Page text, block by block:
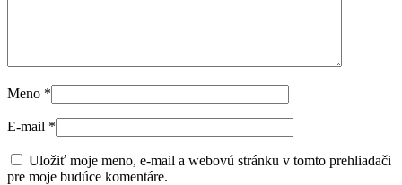
Meno *
E-mail *
Uložiť moje meno, e-mail a webovú stránku v tomto prehliadači
pre moje budúce komentáre.